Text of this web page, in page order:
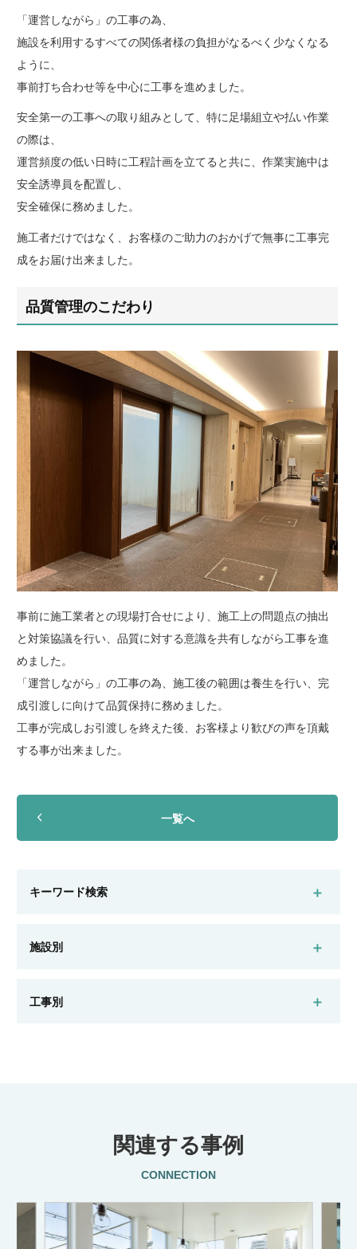
「運営しながら」の工事の為、
施設を利用するすべての関係者様の負担がなるべく少なくなる
ように、
事前打ち合わせ等を中心に工事を進めました。
安全第一の工事への取り組みとして、特に足場組立や払い作業
の際は、
運営頻度の低い日時に工程計画を立てると共に、作業実施中は
安全誘導員を配置し、
安全確保に務めました。
施工者だけではなく、お客様のご助力のおかげで無事に工事完
成をお届け出来ました。
品質管理のこだわり
事前に施工業者との現場打合せにより、施工上の問題点の抽出
と対策協議を行い、品質に対する意識を共有しながら工事を進
めました。
「運営しながら」の工事の為、施工後の範囲は養生を行い、完
成引渡しに向けて品質保持に務めました。
工事が完成しお引渡しを終えた後、お客様より歓びの声を頂戴
する事が出来ました。
一覧へ
キーワード検索
施設別
店舗
工事別
関連する事例
CONNECTION